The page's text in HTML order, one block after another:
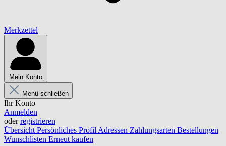
Merkzettel
Mein Konto
Menü schließen
Ihr Konto
Anmelden
oderregistrieren
Übersicht Persönliches Profil Adressen Zahlungsarten Bestellungen
Wunschlisten Erneut kaufen